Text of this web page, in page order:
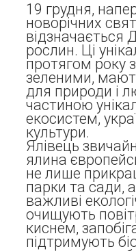
Науково-
Національно-
Стаття 30
19 грудня,
новорічних свят
відзначається
рослин. Ці
протягом року
зеленими,
для природи і
частиною
екосистем,
культури.
Ялівець
ялина
не лише
парки та сади,
важливі
очищують
киснем,
підтримують